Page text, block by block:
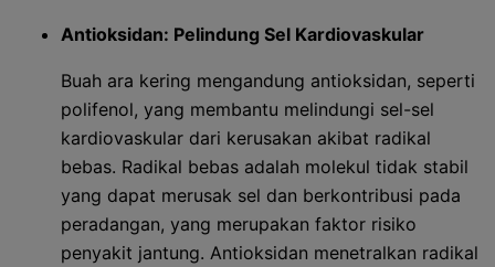
Antioksidan: Pelindung Sel Kardiovaskular
Buah ara kering mengandung antioksidan, seperti
polifenol, yang membantu melindungi sel-sel
kardiovaskular dari kerusakan akibat radikal
bebas. Radikal bebas adalah molekul tidak stabil
yang dapat merusak sel dan berkontribusi pada
peradangan, yang merupakan faktor risiko
penyakit jantung. Antioksidan menetralkan radikal